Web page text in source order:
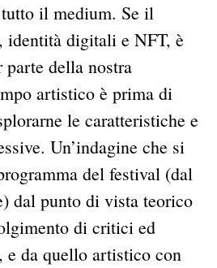
il medium. Se il
identità digitali e NFT, è
della nostra
artistico è prima di
le caratteristiche e
Un’indagine che si
del festival (dal
dal punto di vista teorico
di critici ed
e da quello artistico con